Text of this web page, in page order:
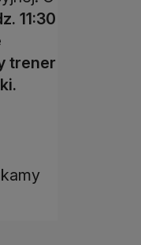
11:30
trener